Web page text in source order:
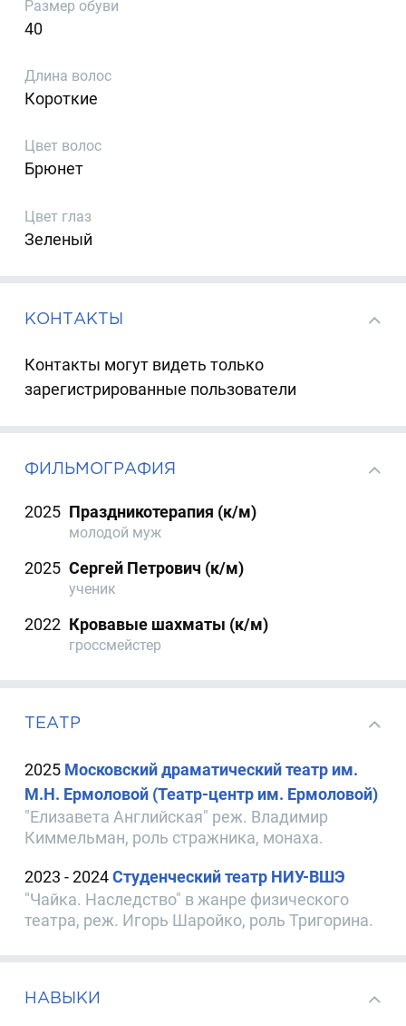
Размер обуви
40
Длина волос
Короткие
Цвет волос
Брюнет
Цвет глаз
Зеленый
КОНТАКТЫ
Контакты могут видеть только
зарегистрированные пользователи
ФИЛЬМОГРАФИЯ
2025 Праздникотерапия (к/м)
молодой муж
2025 Сергей Петрович (к/м)
ученик
2022 Кровавые шахматы (к/м)
гроссмейстер
ТЕАТР
2025 Московский драматический театр им.
М.Н. Ермоловой (Театр-центр им. Ермоловой)
"Елизавета Английская" реж. Владимир
Киммельман, роль стражника, монаха.
2023 - 2024Студенческий театр НИУ-ВШЭ
"Чайка. Наследство" в жанре физического
театра, реж. Игорь Шаройко, роль Тригорина.
НАВЫКИ